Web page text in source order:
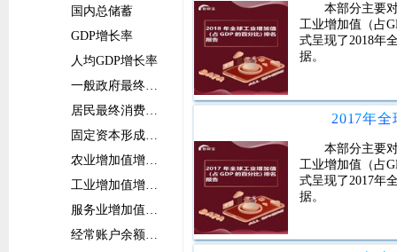
国内总储蓄
GDP增长率
人均GDP增长率
一般政府最终消费支出增长率
居民最终消费支出增长率
固定资本形成总额增长率
农业增加值增长率
工业增加值增长率
服务业增加值增长率
经常账户余额占比
本部分主要
工业增加值（占
式呈现了2018年
据。
本部分主要
工业增加值（占
式呈现了2017年
据。